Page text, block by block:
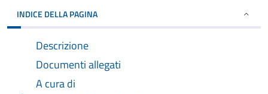
INDICE DELLA PAGINA
Descrizione
Documenti allegati
A cura di